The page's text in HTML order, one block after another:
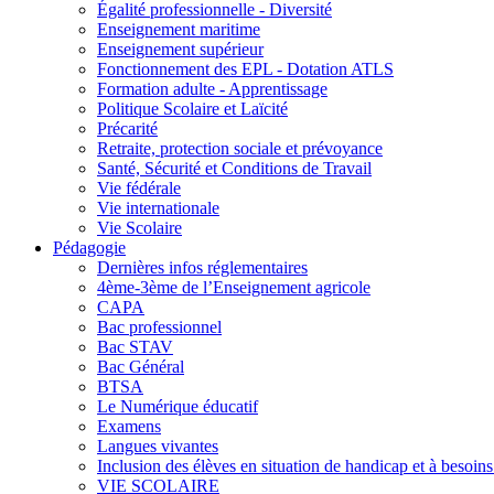
Égalité professionnelle - Diversité
Enseignement maritime
Enseignement supérieur
Fonctionnement des EPL - Dotation ATLS
Formation adulte - Apprentissage
Politique Scolaire et Laïcité
Précarité
Retraite, protection sociale et prévoyance
Santé, Sécurité et Conditions de Travail
Vie fédérale
Vie internationale
Vie Scolaire
Pédagogie
Dernières infos réglementaires
4ème-3ème de l’Enseignement agricole
CAPA
Bac professionnel
Bac STAV
Bac Général
BTSA
Le Numérique éducatif
Examens
Langues vivantes
Inclusion des élèves en situation de handicap et à
VIE SCOLAIRE